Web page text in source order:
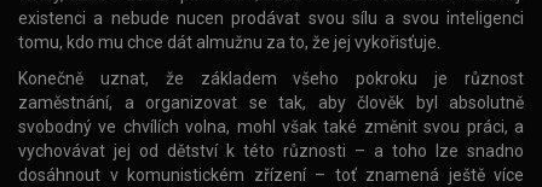
existenci a nebude nucen prodávat svou sílu a svou inteligenci
tomu, kdo mu chce dát almužnu za to, že jej vykořisťuje.
Konečně uznat, že základem všeho pokroku je různost
zaměstnání, a organizovat se tak, aby člověk byl absolutně
svobodný ve chvílích volna, mohl však také změnit svou práci, a
vychovávat jej od dětství k této různosti – a toho lze snadno
dosáhnout v komunistickém zřízení – toť znamená ještě více